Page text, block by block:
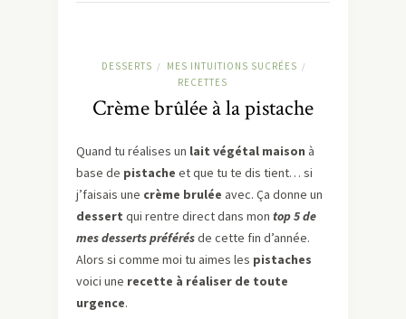
DESSERTS / MES INTUITIONS SUCRÉES /
RECETTES
Crème brûlée à la pistache
Quand tu réalises un lait végétal maison à
base de pistache et que tu te dis tient… si
j’faisais une crème brulée avec. Ça donne un
dessert qui rentre direct dans mon top 5 de
mes desserts préférésde cette fin d’année.
Alors si comme moi tu aimes les pistaches
voici une recette à réaliser de toute
urgence.